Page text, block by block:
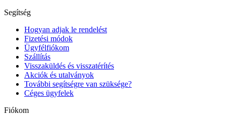
Segítség
Hogyan adjak le rendelést
Fizetési módok
Ügyfélfiókom
Szállítás
Visszaküldés és visszatérítés
Akciók és utalványok
További segítségre van szüksége?
Céges ügyfelek
Fiókom